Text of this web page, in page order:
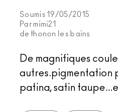
Soumis19/05/2015
Par mimi21
de thonon les bains
De magnifiques
autres.pigmentation
patina, satin